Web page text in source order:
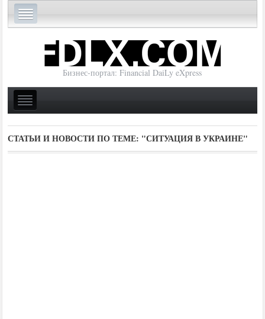
Бизнес-портал: Financial DaiLy eXpress
СТАТЬИ И НОВОСТИ ПО ТЕМЕ: "СИТУАЦИЯ В УКРАИНЕ"